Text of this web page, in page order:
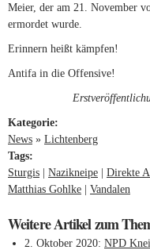
Meier, der am 21. November
ermordet wurde.
Erinnern heißt kämpfen!
Antifa in die Offensive!
Kategorie:
News » Lichtenberg
Tags:
Sturgis
Nazikneipe Direkte
Matthias Gohlke
Vandalen
Weitere Artikel zum
2. Oktober 2020 NPD